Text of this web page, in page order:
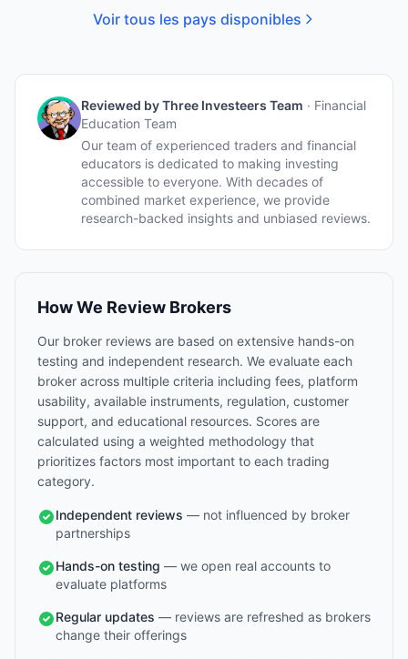
Voir tous les pays disponibles
Reviewed byThree Investeers Team · Financial
Education Team
Our team of experienced traders and financial
educators is dedicated to making investing
accessible to everyone. With decades of
combined market experience, we provide
research-backed insights and unbiased reviews.
How We Review Brokers
Our broker reviews are based on extensive hands-on
testing and independent research. We evaluate each
broker across multiple criteria including fees, platform
usability, available instruments, regulation, customer
support, and educational resources. Scores are
calculated using a weighted methodology that
prioritizes factors most important to each trading
category.
Independent reviews — not influenced by broker
partnerships
Hands-on testing — we open real accounts to
evaluate platforms
Regular updates — reviews are refreshed as brokers
change their offerings